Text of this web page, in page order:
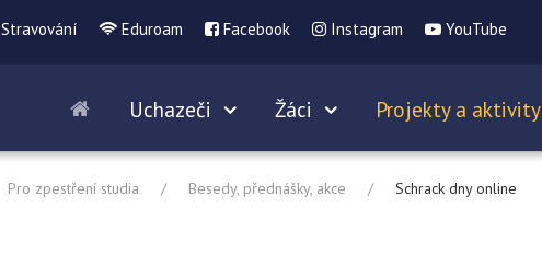
Stravování Eduroam Facebook Instagram YouTube
Uchazeči Žáci Projekty a aktivity
Pro zpestření studia Besedy, přednášky, akce Schrack dny online